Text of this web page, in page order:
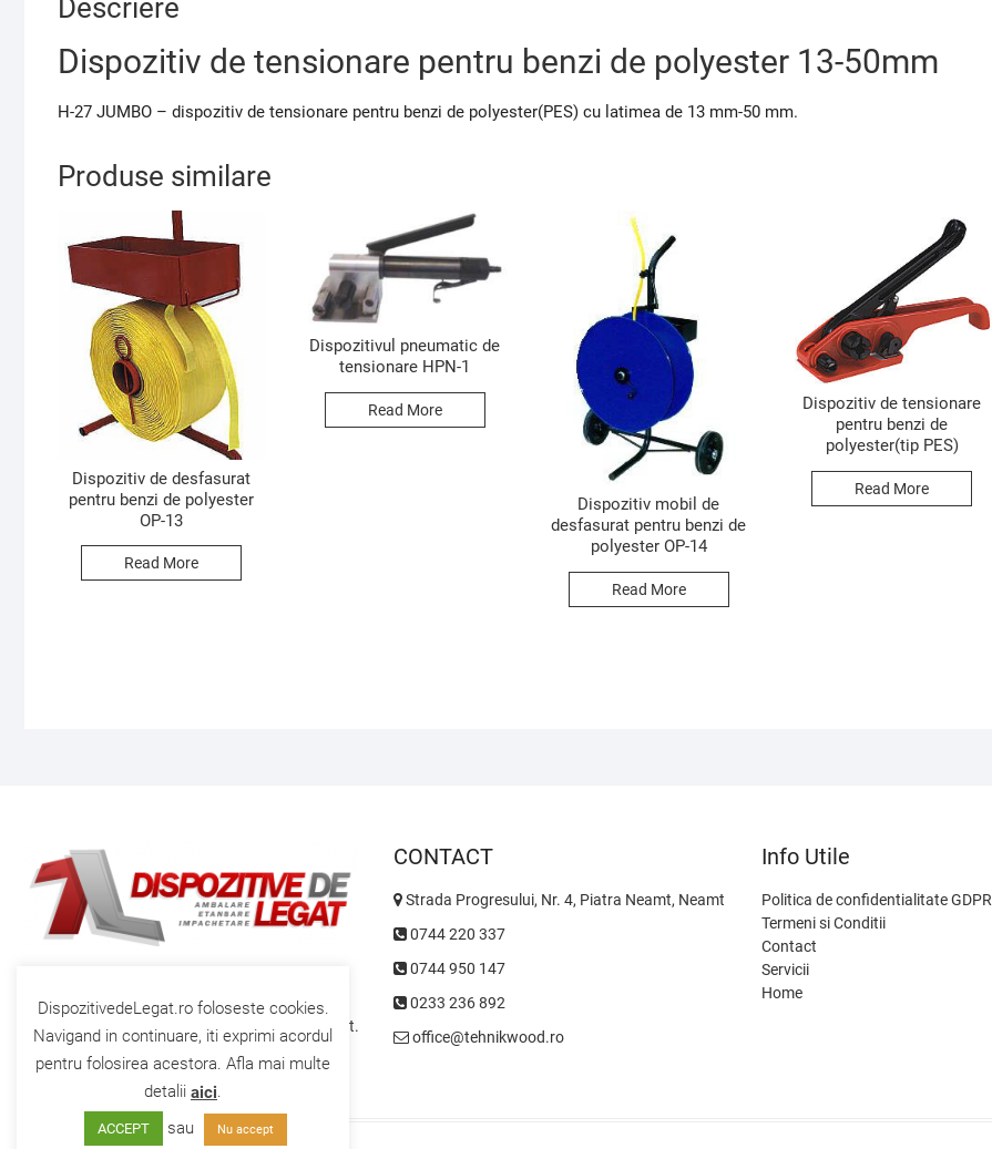
Descriere
Dispozitiv de tensionare pentru benzi de polyester 13-50mm
H-27 JUMBO – dispozitiv de tensionare pentru benzi de polyester(PES) cu latimea de 13 mm-50 mm.
Produse similare
Dispozitiv de desfasurat
pentru benzi de polyester
OP-13
Read More
Dispozitivul pneumatic de
tensionare HPN-1
Read More
Dispozitiv mobil de
desfasurat pentru benzi de
polyester OP-14
Read More
Dispozitiv de tensionare
pentru benzi de
polyester(tip PES)
Read More
Catalog Online de dispozitive de legat si ambalat.
CONTACT
Strada Progresului, Nr. 4, Piatra Neamt, Neamt
0744 220 337
0744 950 147
0233 236 892
office@tehnikwood.ro
Info Utile
Politica de confidentialitate GDPR
Termeni si Conditii
Contact
Servicii
Home
DispozitivedeLegat.ro foloseste cookies.
Navigand in continuare, iti exprimi acordul
pentru folosirea acestora. Afla mai multe
detalii aici.
ACCEPT sau Nu accept